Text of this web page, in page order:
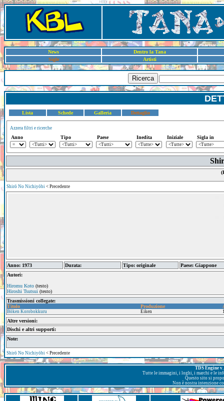
News
Dentro la Tana
Sigle
Artisti
Ricerca
Lista Schede Galleria Dettaglio
Azzera filtri e ricerche
Anno Tipo Paese Inedita Iniziale Sigla in
Shirō No Nichiyōbi < Precedente
Anno: 1973 Durata: Tipo: originale
Paese: Giappone
Autori:
Hiromu Koto (testo)
Hiroshi Tsutsui (testo)
Trasmissioni collegate:
Titolo
Produzione
Bōken Korobokkuru Eiken
Altre versioni:
Dischi e altri supporti:
Note:
Shirō No Nichiyōbi < Precedente
TDS Engine
Tutte le immagini, i loghi, i marchi e le
Questo sito si
Non è nostra intenzione